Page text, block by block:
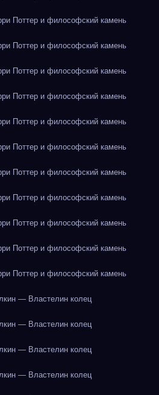
Поттер и философский камень
Поттер и философский камень
Поттер и философский камень
Поттер и философский камень
Поттер и философский камень
Поттер и философский камень
Поттер и философский камень
Поттер и философский камень
Поттер и философский камень
Поттер и философский камень
Поттер и философский камень
— Властелин колец
— Властелин колец
— Властелин колец
— Властелин колец